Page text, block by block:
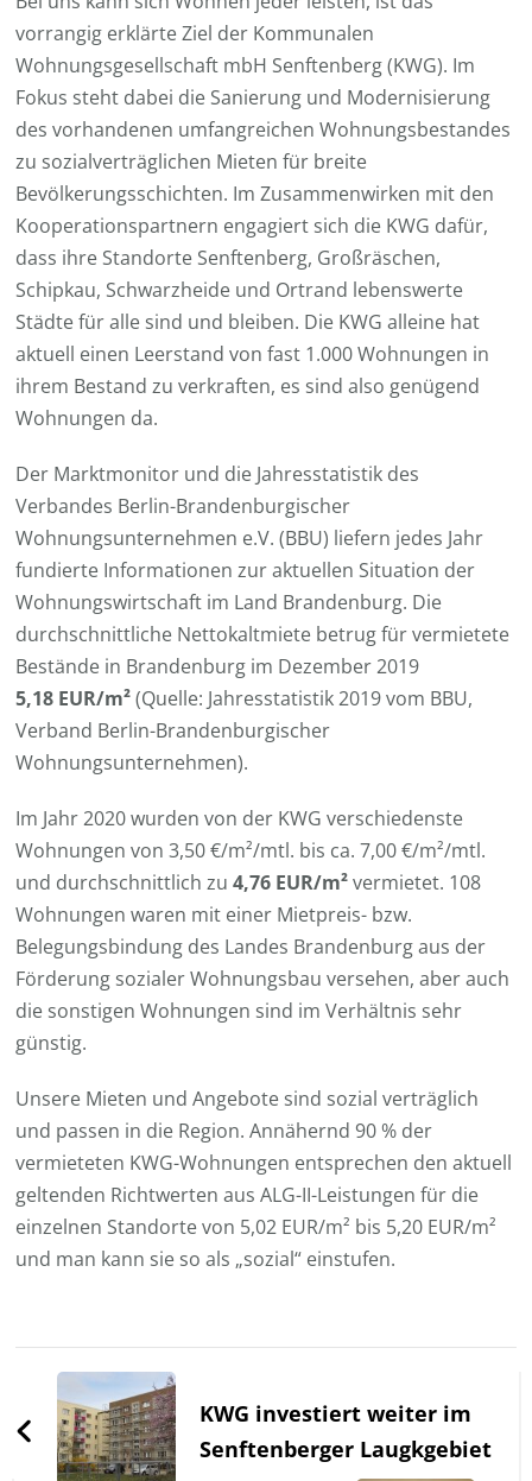
vorrangig erklärte Ziel der Kommunalen
Wohnungsgesellschaft mbH Senftenberg (KWG). Im
Fokus steht dabei die Sanierung und Modernisierung
des vorhandenen umfangreichen Wohnungsbestandes
zu sozialverträglichen Mieten für breite
Bevölkerungsschichten. Im Zusammenwirken mit den
Kooperationspartnern engagiert sich die KWG dafür,
dass ihre Standorte Senftenberg, Großräschen,
Schipkau, Schwarzheide und Ortrand lebenswerte
Städte für alle sind und bleiben. Die KWG alleine hat
aktuell einen Leerstand von fast 1.000 Wohnungen in
ihrem Bestand zu verkraften, es sind also genügend
Wohnungen da.
Der Marktmonitor und die Jahresstatistik des
Verbandes Berlin-Brandenburgischer
Wohnungsunternehmen e.V. (BBU) liefern jedes Jahr
fundierte Informationen zur aktuellen Situation der
Wohnungswirtschaft im Land Brandenburg. Die
durchschnittliche Nettokaltmiete betrug für vermietete
Bestände in Brandenburg im Dezember 2019
5,18 EUR/m²(Quelle: Jahresstatistik 2019 vom BBU,
Verband Berlin-Brandenburgischer
Wohnungsunternehmen).
Im Jahr 2020 wurden von der KWG verschiedenste
Wohnungen von 3,50 €/m²/mtl. bis ca. 7,00 €/m²/mtl.
und durchschnittlich zu4,76 EUR/m²vermietet. 108
Wohnungen waren mit einer Mietpreis- bzw.
Belegungsbindung des Landes Brandenburg aus der
Förderung sozialer Wohnungsbau versehen, aber auch
die sonstigen Wohnungen sind im Verhältnis sehr
günstig.
Unsere Mieten und Angebote sind sozial verträglich
und passen in die Region. Annähernd 90 % der
vermieteten KWG-Wohnungen entsprechen den aktuell
geltenden Richtwerten aus ALG-II-Leistungen für die
einzelnen Standorte von 5,02 EUR/m² bis 5,20 EUR/m²
und man kann sie so als „sozial“ einstufen.
Beitragsnavigation
KWG investiert weiter im
Senftenberger Laugkgebiet